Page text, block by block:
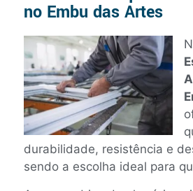
no Embu das Artes
durabilidade, resistência e
sendo a escolha ideal para